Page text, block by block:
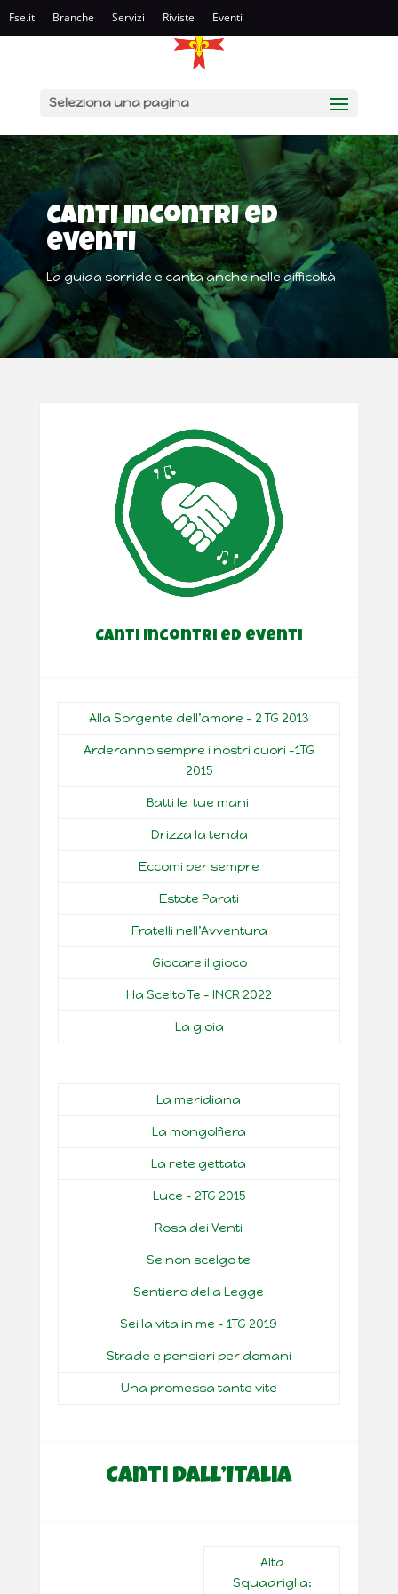
Fse.it Branche Servizi Riviste Eventi
Seleziona una pagina
Canti Incontri ed
eventi
La guida sorride e canta anche nelle difficoltà
Canti Incontri ed eventi
Alla Sorgente dell’amore – 2 TG 2013
Arderanno sempre i nostri cuori -1TG
2015
Batti le tue mani
Drizza la tenda
Eccomi per sempre
Estote Parati
Fratelli nell’Avventura
Giocare il gioco
Ha Scelto Te – INCR 2022
La gioia
La meridiana
La mongolfiera
La rete gettata
Luce – 2TG 2015
Rosa dei Venti
Se non scelgo te
Sentiero della Legge
Sei la vita in me – 1TG 2019
Strade e pensieri per domani
Una promessa tante vite
Canti dall’Italia
Alta
Squadriglia: